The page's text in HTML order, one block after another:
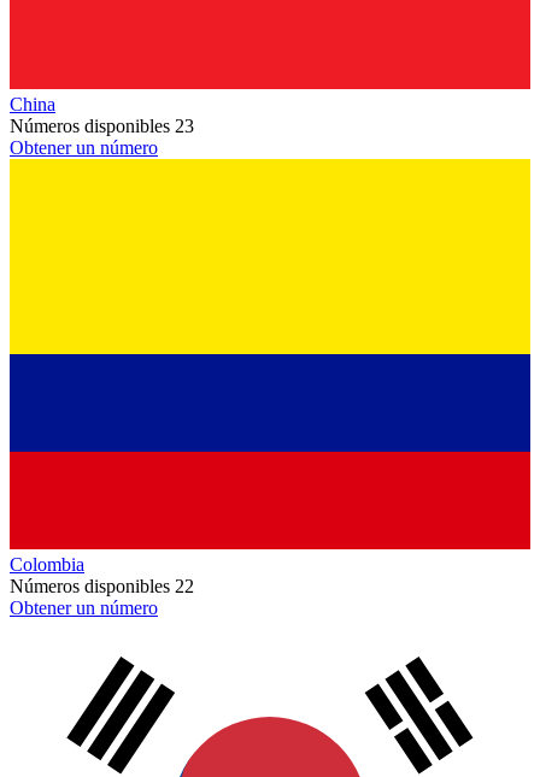
China
Números disponibles 23
Obtener un número
Colombia
Números disponibles 22
Obtener un número